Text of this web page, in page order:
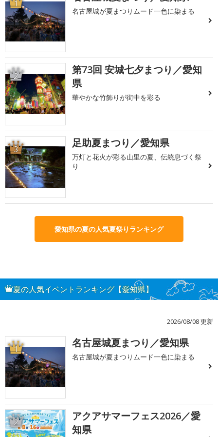
1
名古屋城が夏まつりムード一色に染まる
2
第73回 安城七夕まつり／愛知
県
華やかな竹飾りが街中を彩る
3 足助夏まつり／愛知県
万灯と花火が彩る山里の夏、伝統息づく祭
り
愛知県の夏の人気夏祭りランキング
夏の人気イベントランキング【愛知県】
2026/08/08 更新
1 名古屋城夏まつり／愛知県
名古屋城が夏まつりムード一色に染まる
2
アクアサマーフェス2026／愛
知県